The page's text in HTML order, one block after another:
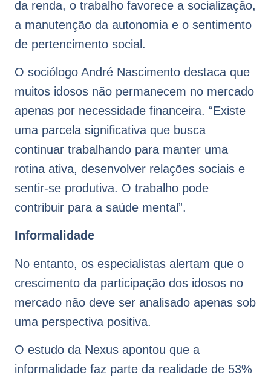
da renda, o trabalho favorece a socialização,
a manutenção da autonomia e o sentimento
de pertencimento social.
O sociólogo André Nascimento destaca que
muitos idosos não permanecem no mercado
apenas por necessidade financeira. “Existe
uma parcela significativa que busca
continuar trabalhando para manter uma
rotina ativa, desenvolver relações sociais e
sentir-se produtiva. O trabalho pode
contribuir para a saúde mental”.
Informalidade
No entanto, os especialistas alertam que o
crescimento da participação dos idosos no
mercado não deve ser analisado apenas sob
uma perspectiva positiva.
O estudo da Nexus apontou que a
informalidade faz parte da realidade de 53%